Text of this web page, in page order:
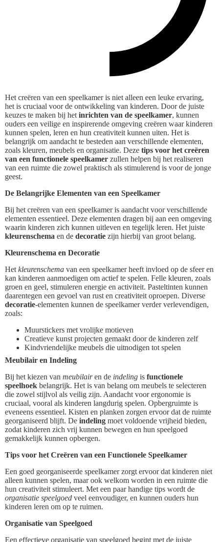
Het creëren van een speelkamer is niet alleen een leuke ervaring,
het is cruciaal voor de ontwikkeling van kinderen. Door de juiste
keuzes te maken bij het inrichten van de speelkamer, kunnen
ouders een veilige en inspirerende omgeving creëren waar kinderen
kunnen spelen, leren en hun creativiteit kunnen uiten. Het is
belangrijk om aandacht te besteden aan verschillende elementen,
zoals kleuren, meubels en organisatie. Deze tips voor het creëren
van een functionele speelkamer zullen helpen bij het realiseren
van een ruimte die zowel praktisch als stimulerend is voor de jonge
geest.
De Belangrijke Elementen van een Speelkamer
Bij het creëren van een speelkamer is aandacht voor verschillende
elementen essentieel. Deze elementen dragen bij aan een omgeving
waarin kinderen zich kunnen uitleven en tegelijk leren. Het juiste
kleurenschema en de decoratie zijn hierbij van groot belang.
Kleurenschema en Decoratie
Het kleurenschema van een speelkamer heeft invloed op de sfeer en
kan kinderen aanmoedigen om actief te spelen. Felle kleuren, zoals
groen en geel, stimuleren energie en activiteit. Pasteltinten kunnen
daarentegen een gevoel van rust en creativiteit oproepen. Diverse
decoratie-elementen kunnen de speelkamer verder verlevendigen,
zoals:
Muurstickers met vrolijke motieven
Creatieve kunst projecten gemaakt door de kinderen zelf
Kindvriendelijke meubels die uitnodigen tot spelen
Meubilair en Indeling
Bij het kiezen van meubilairen de indeling is functionele
speelhoek belangrijk. Het is van belang om meubels te selecteren
die zowel stijlvol als veilig zijn. Aandacht voor ergonomie is
cruciaal, vooral als kinderen langdurig spelen. Opbergruimte is
eveneens essentieel. Kisten en planken zorgen ervoor dat de ruimte
georganiseerd blijft. De indeling moet voldoende vrijheid bieden,
zodat kinderen zich vrij kunnen bewegen en hun speelgoed
gemakkelijk kunnen opbergen.
Tips voor het Creëren van een Functionele Speelkamer
Een goed georganiseerde speelkamer zorgt ervoor dat kinderen niet
alleen kunnen spelen, maar ook welkom worden in een ruimte die
hun creativiteit stimuleert. Met een paar handige tips wordt de
organisatie speelgoed veel eenvoudiger, en kunnen ouders hun
kinderen leren om op te ruimen.
Organisatie van Speelgoed
Een effectieve organisatie van speelgoed begint met de juiste